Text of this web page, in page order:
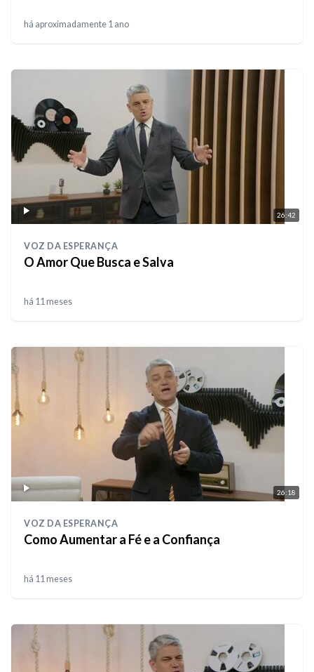
há aproximadamente 1 ano
26:42
VOZ DA ESPERANÇA
O Amor Que Busca e Salva
há 11 meses
26:18
VOZ DA ESPERANÇA
Como Aumentar a Fé e a Confiança
há 11 meses